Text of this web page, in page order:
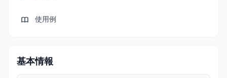
使用例
基本情報